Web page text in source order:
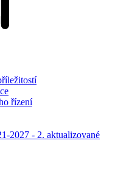
řízení
2027 - 2. aktualizované